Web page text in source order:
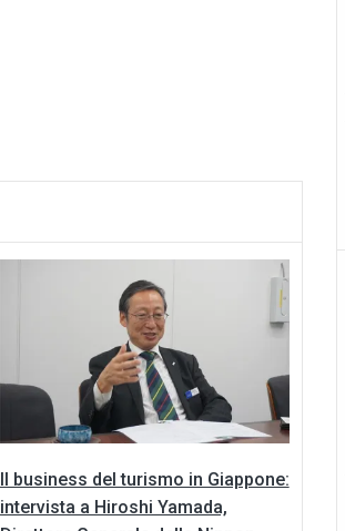
Il business del turismo in Giappone:
intervista a Hiroshi Yamada,